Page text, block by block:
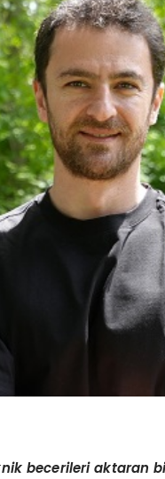
becerileri aktaran